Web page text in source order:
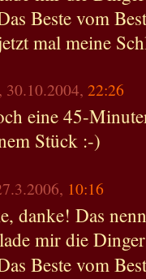
Beste vom
mal meine
, 30.10.2004, 22:26
eine 45-
Stück :-)
10:16
danke! Das
mir die
Beste vom